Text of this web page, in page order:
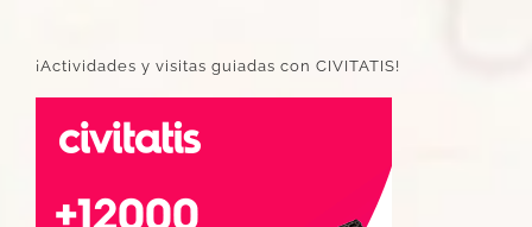
¡Actividades y visitas guiadas con CIVITATIS!